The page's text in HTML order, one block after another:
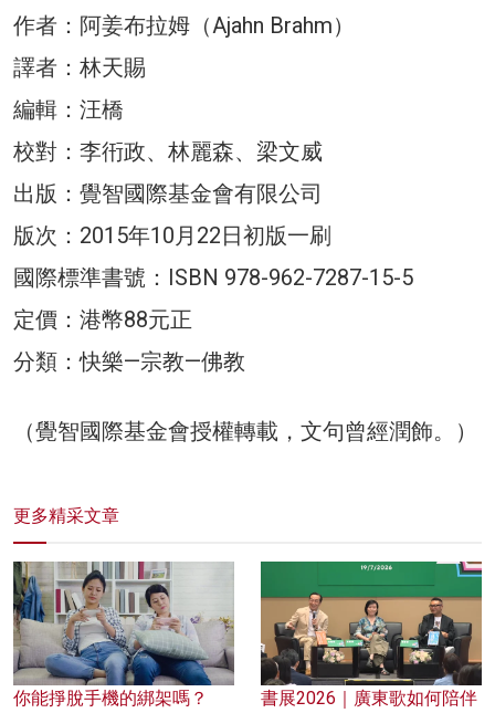
作者：阿姜布拉姆（Ajahn Brahm）
譯者：林天賜
編輯：汪橋
校對：李衎政、林麗森、梁文威
出版：覺智國際基金會有限公司
版次：2015年10月22日初版一刷
國際標準書號：ISBN 978-962-7287-15-5
定價：港幣88元正
分類：快樂—宗教—佛教
（覺智國際基金會授權轉載，文句曾經潤飾。）
更多精采文章
你能掙脫手機的綁架嗎？ 書展2026｜廣東歌如何陪伴